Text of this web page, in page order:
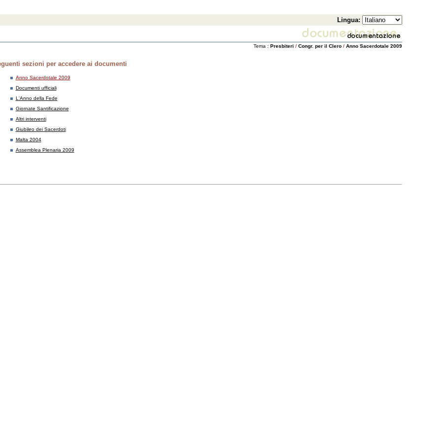
Lingua:
Tema : Presbiteri / Congr. per il Clero / Anno Sacerdotale 2009
sezioni per accedere ai documenti
Anno Sacerdotale 2009
Documenti ufficiali
L'Anno della Fede
Giornate Santificazione
Altri interventi
Giubileo dei Sacerdoti
Malta 2004
Assemblea Plenaria 2009